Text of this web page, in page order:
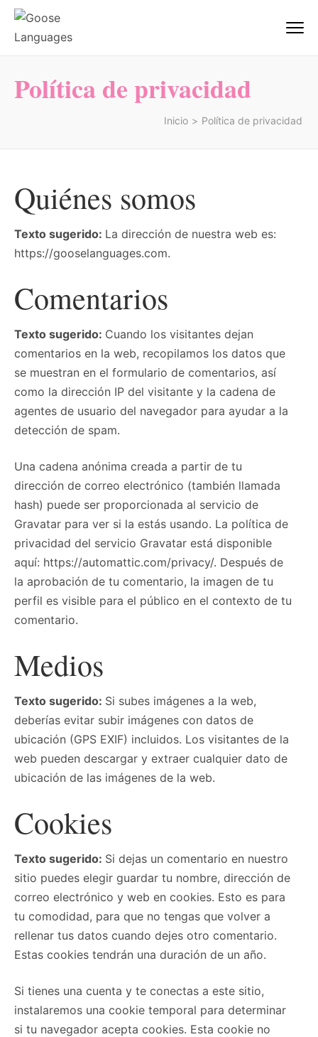
Saltar
contenido
Goose Languages
Academia de Inglés Alicante | Goose
Política de privacidad
Inicio > Política de privacidad
Quiénes somos
Texto sugerido: La dirección de nuestra web es:
https://gooselanguages.com.
Comentarios
Texto sugerido: Cuando los visitantes dejan
comentarios en la web, recopilamos los datos que
se muestran en el formulario de comentarios, así
como la dirección IP del visitante y la cadena de
agentes de usuario del navegador para ayudar a la
detección de spam.
Una cadena anónima creada a partir de tu
dirección de correo electrónico (también llamada
hash) puede ser proporcionada al servicio de
Gravatar para ver si la estás usando. La política de
privacidad del servicio Gravatar está disponible
aquí: https://automattic.com/privacy/. Después de
la aprobación de tu comentario, la imagen de tu
perfil es visible para el público en el contexto de tu
comentario.
Medios
Texto sugerido: Si subes imágenes a la web,
deberías evitar subir imágenes con datos de
ubicación (GPS EXIF) incluidos. Los visitantes de la
web pueden descargar y extraer cualquier dato de
ubicación de las imágenes de la web.
Cookies
Texto sugerido: Si dejas un comentario en nuestro
sitio puedes elegir guardar tu nombre, dirección de
correo electrónico y web en cookies. Esto es para
tu comodidad, para que no tengas que volver a
rellenar tus datos cuando dejes otro comentario.
Estas cookies tendrán una duración de un año.
Si tienes una cuenta y te conectas a este sitio,
instalaremos una cookie temporal para determinar
si tu navegador acepta cookies. Esta cookie no